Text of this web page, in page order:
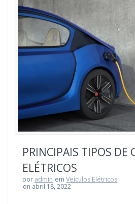
PRINCIPAIS TIPOS DE
ELÉTRICOS
por admin emVeículos Elétricos
on abril 18, 2022